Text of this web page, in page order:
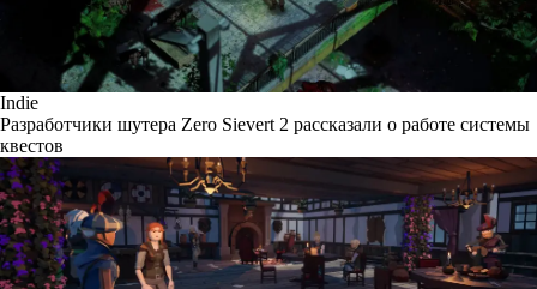
Indie
Разработчики шутера Zero Sievert 2 рассказали о работе системы
квестов